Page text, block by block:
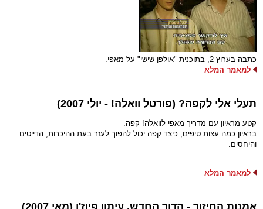
כתבה בערוץ 2, בתוכנית "אולפן שישי" על מאפי.
למאמר המלא
תעלי אלי לקפה? (פורטל וואלה! - יולי 2007)
קטע מראיון עם מדריך מאפי לוואלה! קפה.
בראיון כמה עצות טיפים, כיצד קפה יכול להפוך לעזר בעת ההיכרות, הדייטים
והיחסים.
למאמר המלא
אמנות החיזור - הדור החדש. עיתון פיוז'ן (מאי 2007)